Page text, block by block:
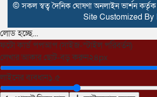
© সকল স্বত্ব দৈনিক ঘোষণা অনলাইন ভার্শন
Site Customized By
লোড হচ্ছে...
ফটো কার্ড পপআপ (সাইজ-স্টাইল পরিবর্তন)
লেখার আকার ছোট-বড় করুন২৪px
লাইনের ব্যবধান১.৫